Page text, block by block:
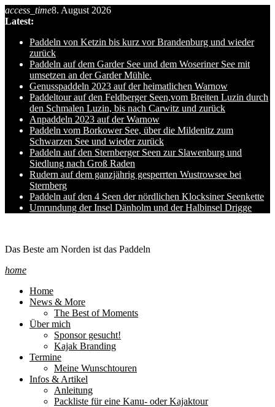
Skip
to
content
access_time8. August 2026
Latest:
Paddeln von Ketzin bis kurz vor Brandenburg und wieder
zurück
Paddeln auf dem Garder See und dem Woseriner See mit
umsetzen an der Garder Mühle.
Genusspaddeln 2023 auf der heimatlichen Warnow
Paddeltour auf den Feldberger Seen,vom Breiten Luzin durch
den Schmalen Luzin, bis nach Carwitz und zurück
Anpaddeln 2023 auf der Warnow
Paddeln vom Borkower See, über die Mildenitz zum
Schwarzen See und wieder zurück
Paddeln auf den Sternberger Seen zur Slawenburg und
Siedlung nach Groß Raden
Rudern auf dem ganzjährig gesperrten Wustrowsee bei
Sternberg
Paddeln auf den 4 Seen der nördlichen Klocksiner Seenkette
Umrundung der Insel Dänholm und der Halbinsel Drigge
Das Beste am Norden ist das Paddeln
home
Home
News & More
The Best of Moments
Über mich
Sponsor gesucht!
Kajak Branding
Termine
Meine Wunschtouren
Infos & Artikel
Anleitung
Packliste für eine Kanu- oder Kajaktour